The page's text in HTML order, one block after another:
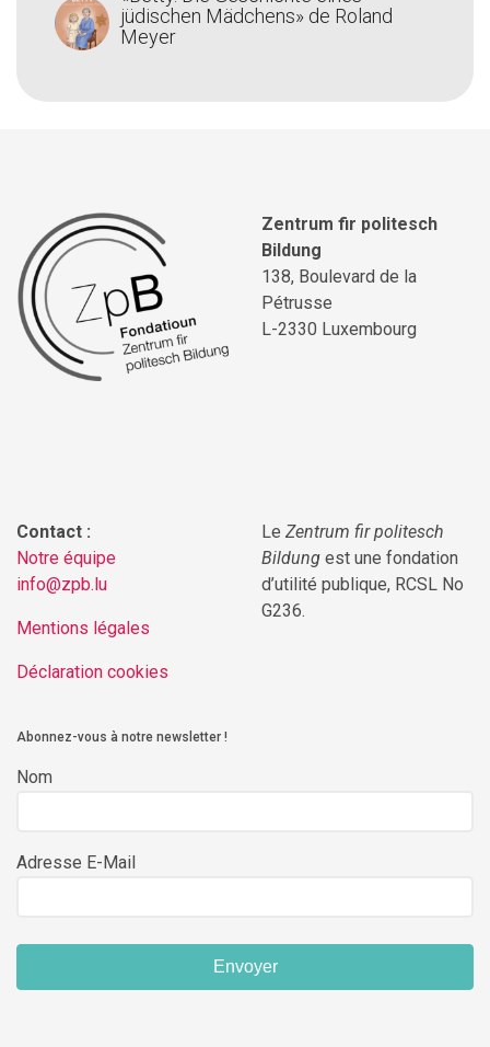
jüdischen Mädchens» de Roland
Meyer
Zentrum fir politesch
Bildung
138, Boulevard de la
Pétrusse
L-2330 Luxembourg
Contact :
Notre équipe
info@zpb.lu
Mentions légales
Déclaration cookies
Le Zentrum fir politesch
Bildung est une fondation
d’utilité publique, RCSL No
G236.
Abonnez-vous à notre newsletter !
Nom
Adresse E-Mail
Envoyer